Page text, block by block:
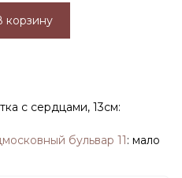
корзину
с сердцами, 13см:
бульвар 11: мало